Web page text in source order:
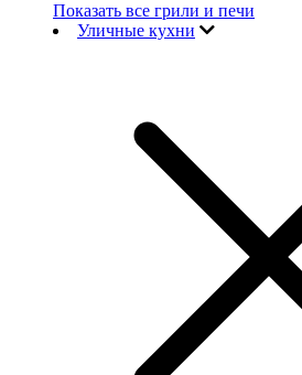
Показать все грили и печи
Уличные кухни